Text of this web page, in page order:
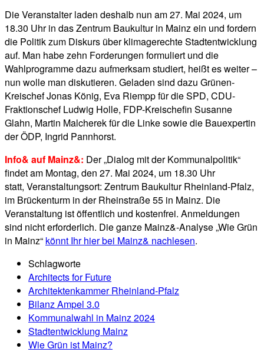
Die Veranstalter laden deshalb nun am 27. Mai 2024, um
18.30 Uhr in das Zentrum Baukultur in Mainz ein und fordern
die Politik zum Diskurs über klimagerechte Stadtentwicklung
auf. Man habe zehn Forderungen formuliert und die
Wahlprogramme dazu aufmerksam studiert, heißt es weiter –
nun wolle man diskutieren. Geladen sind dazu Grünen-
Kreischef Jonas König, Eva Riempp für die SPD, CDU-
Fraktionschef Ludwig Holle, FDP-Kreischefin Susanne
Glahn, Martin Malcherek für die Linke sowie die Bauexpertin
der ÖDP, Ingrid Pannhorst.
Info& auf Mainz&: Der „Dialog mit der Kommunalpolitik“
findet am Montag, den 27. Mai 2024, um 18.30 Uhr
statt, Veranstaltungsort: Zentrum Baukultur Rheinland-Pfalz,
im Brückenturm in der Rheinstraße 55 in Mainz. Die
Veranstaltung ist öffentlich und kostenfrei. Anmeldungen
sind nicht erforderlich. Die ganze Mainz&-Analyse „Wie Grün
in Mainz“ könnt Ihr hier bei Mainz& nachlesen.
Schlagworte
Architects for Future
Architektenkammer Rheinland-Pfalz
Bilanz Ampel 3.0
Kommunalwahl in Mainz 2024
Stadtentwicklung Mainz
Wie Grün ist Mainz?